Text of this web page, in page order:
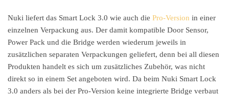
Nuki liefert das Smart Lock 3.0 wie auch die Pro-Version in einer
einzelnen Verpackung aus. Der damit kompatible Door Sensor,
Power Pack und die Bridge werden wiederum jeweils in
zusätzlichen separaten Verpackungen geliefert, denn bei all diesen
Produkten handelt es sich um zusätzliches Zubehör, was nicht
direkt so in einem Set angeboten wird. Da beim Nuki Smart Lock
3.0 anders als bei der Pro-Version keine integrierte Bridge verbaut